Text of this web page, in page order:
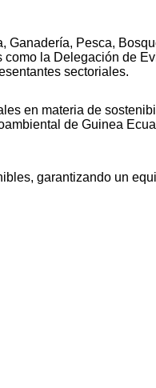
Pesca,
la Delegación de
sectoriales.
en materia de
de Guinea
garantizando un